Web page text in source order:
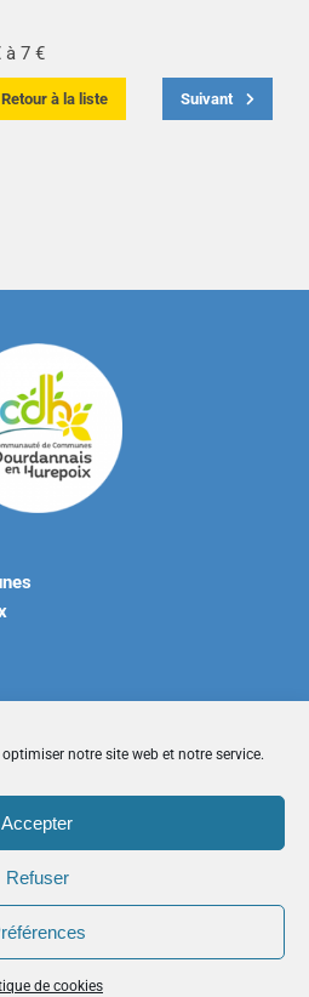
notre site web et notre service.
Accepter
Refuser
de cookies
à 7 €
Retour à la liste Suivant
légales|Contactez-nous
Tous droits réservés.